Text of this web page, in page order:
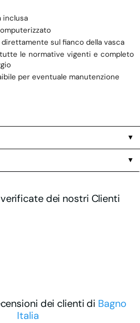
inclusa
direttamente sul fianco della vasca
le normative vigenti e completo
per eventuale manutenzione
▼
▼
dei nostri Clienti
dei clienti di Bagno
Italia